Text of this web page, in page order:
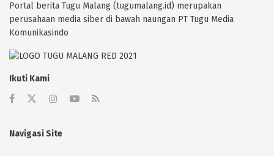
Portal berita Tugu Malang (tugumalang.id) merupakan
perusahaan media siber di bawah naungan PT Tugu Media
Komunikasindo
Ikuti Kami
Navigasi Site